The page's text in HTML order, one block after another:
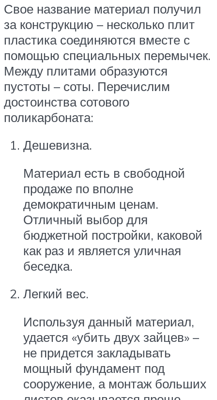
Свое название материал получил
за конструкцию – несколько плит
пластика соединяются вместе с
помощью специальных перемычек.
Между плитами образуются
пустоты – соты. Перечислим
достоинства сотового
поликарбоната:
Дешевизна.
Материал есть в свободной
продаже по вполне
демократичным ценам.
Отличный выбор для
бюджетной постройки, каковой
как раз и является уличная
беседка.
Легкий вес.
Используя данный материал,
удается «убить двух зайцев» –
не придется закладывать
мощный фундамент под
сооружение, а монтаж больших